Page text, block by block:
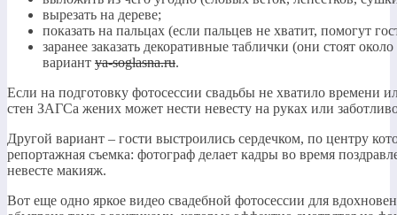
вырезать на дереве;
показать на пальцах (если пальцев не хватит, помогут
заранее заказать декоративные таблички (они стоят
вариант ya-soglasna.ru.
Если на подготовку фотосессии свадьбы не хватило времени
стен ЗАГСа жених может нести невесту на руках или
Другой вариант – гости выстроились сердечком, по центру
репортажная съемка: фотограф делает кадры во время
невесте макияж.
Вот еще одно яркое видео свадебной фотосессии для